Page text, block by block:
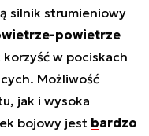
silnik strumieniowy
powietrze
w pociskach
Możliwość
jak i wysoka
bojowy jest bardzo